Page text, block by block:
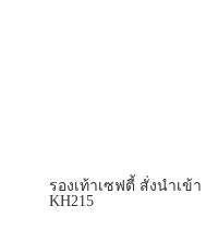
รองเท้าเซฟตี้ สั่งนำเข้า
KH215